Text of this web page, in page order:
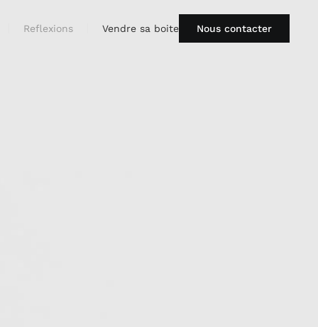
Reflexions Vendre sa boite Nous contacter